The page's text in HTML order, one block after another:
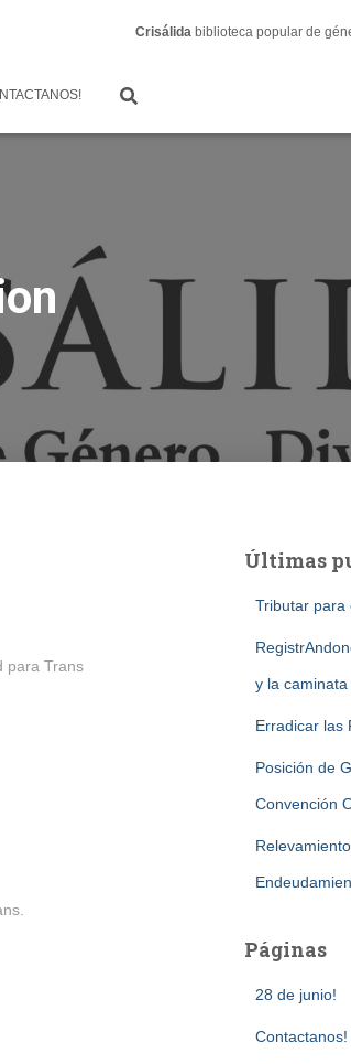
Crisálida biblioteca popular de
para Trans
Últimas
Tributar para
y la
Erradicar las
Posición de
Convención
Páginas
28 de junio!
Contactanos!